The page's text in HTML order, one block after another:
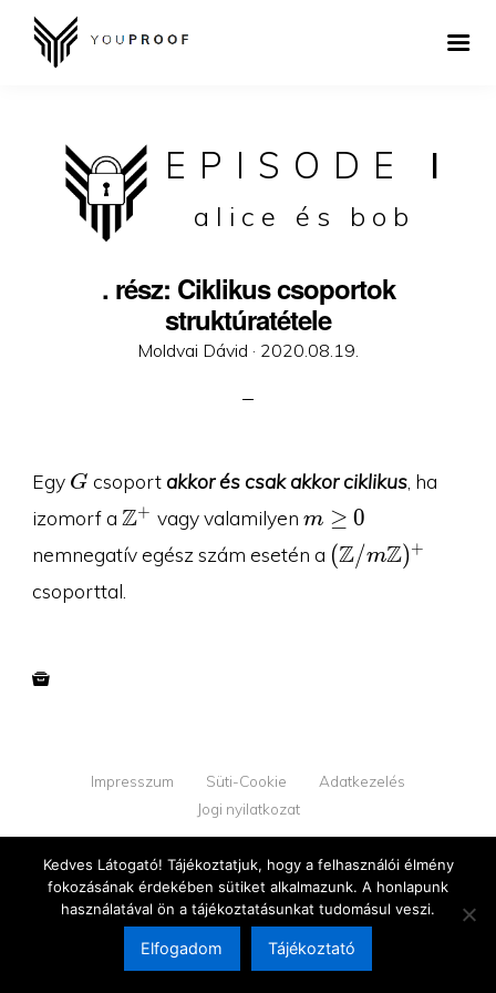
EPISODE I
alice és bob
. rész: Ciklikus csoportok
struktúratétele
Moldvai Dávid · Posted
2020.08.19.
Egy G
G csoport akkor és csak akkor ciklikus, ha
izomorf a \Z^+
Z+ vagy valamilyen m\geq
m ≥ 0
nemnegatív egész szám esetén a (\Z/m\Z)^+
(Z/mZ)+
csoporttal.
Impresszum Süti-Cookie
Adatkezelés
Jogi nyilatkozat
© 2026 YOUPROOF - Minden jog fenntartva
v1.2.2
Megújultunk!Tovább az új oldalra →
Kedves Látogató! Tájékoztatjuk, hogy a felhasználói élmény
fokozásának érdekében sütiket alkalmazunk. A honlapunk
használatával ön a tájékoztatásunkat tudomásul veszi.
Elfogadom Tájékoztató